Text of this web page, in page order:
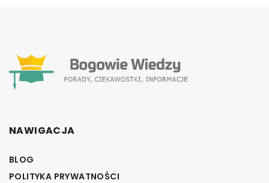
NAWIGACJA
BLOG
POLITYKA PRYWATNOŚCI